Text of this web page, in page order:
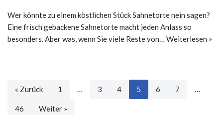
Wer könnte zu einem köstlichen Stück Sahnetorte nein sagen?
Eine frisch gebackene Sahnetorte macht jeden Anlass so
besonders. Aber was, wenn Sie viele Reste von… Weiterlesen »
« Zurück 1 … 3 4 5 6 7 …
46 Weiter »